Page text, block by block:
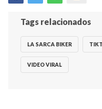
Tags relacionados
LA SARCA BIKER
VIDEO VIRAL